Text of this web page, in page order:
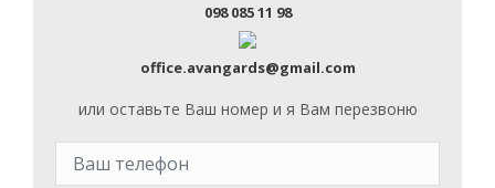
098 085 11 98
office.avangards@gmail.com
или оставьте Ваш номер и я Вам перезвоню